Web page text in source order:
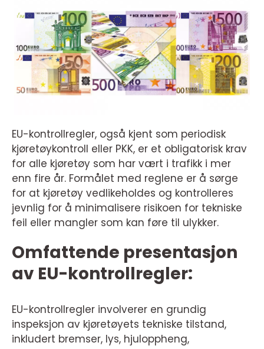
EU-kontrollregler, også kjent som periodisk
kjøretøykontroll eller PKK, er et obligatorisk krav
for alle kjøretøy som har vært i trafikk i mer
enn fire år. Formålet med reglene er å sørge
for at kjøretøy vedlikeholdes og kontrolleres
jevnlig for å minimalisere risikoen for tekniske
feil eller mangler som kan føre til ulykker.
Omfattende presentasjon
av EU-kontrollregler:
EU-kontrollregler involverer en grundig
inspeksjon av kjøretøyets tekniske tilstand,
inkludert bremser, lys, hjuloppheng,